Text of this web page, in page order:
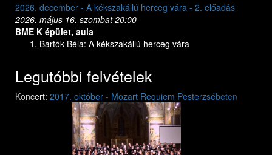
2026. december - A kékszakállú herceg vára - 2. előadás
2026. május 16. szombat 20:00
BME K épület, aula
Bartók Béla: A kékszakállú herceg vára
Legutóbbi felvételek
Koncert: 2017. október - Mozart Requiem Pesterzsébeten
Mozart: Requiem
Mozart: Requiem
Previous Next